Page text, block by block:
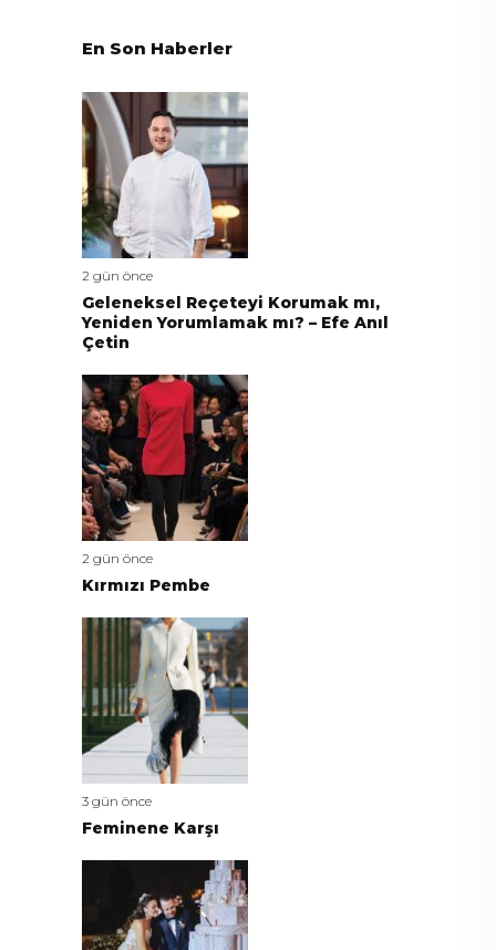
En Son Haberler
2 gün önce
Geleneksel Reçeteyi Korumak mı,
Yeniden Yorumlamak mı? – Efe Anıl
Çetin
2 gün önce
Kırmızı Pembe
3 gün önce
Feminene Karşı